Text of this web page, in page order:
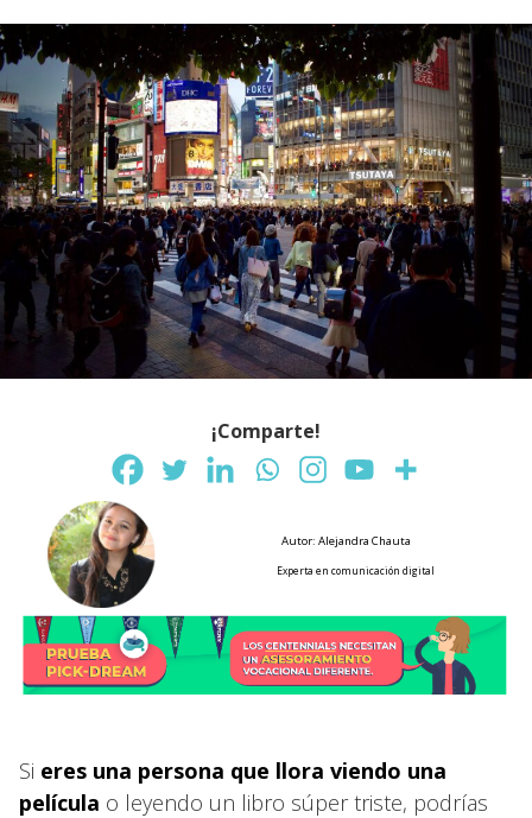
¡Comparte!
Autor: Alejandra Chauta
Experta en comunicación digital
Si eres una persona que llora viendo una
película o leyendo un libro súper triste, podrías